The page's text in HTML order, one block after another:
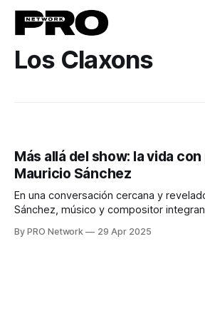
Los Claxons
Más allá del show: la vida
Mauricio Sánchez
En una conversación cercana y
Sánchez, músico y compositor
marcado su carrera, su visión sobre la
By PRO Network 29 Apr 2025